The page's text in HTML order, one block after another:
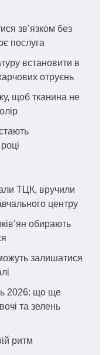
зв’язком без
послуга
встановити в
отруєнь
щоб тканина не
ТЦК, вручили
центру
обирають
залишатися
2026: що ще
та зелень
ритм